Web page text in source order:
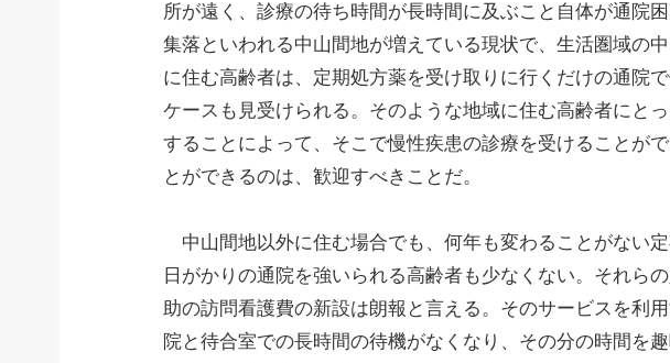
所が遠く、診療の待ち時間が長時間に及ぶこと自体が通院
集落といわれる中山間地が増えている現状で、生活圏域の
に住む高齢者は、定期処方薬を受け取りに行くだけの通院
ケースも見受けられる。そのような地域に住む高齢者にと
することによって、そこで慢性疾患の診療を受けることが
とができるのは、歓迎すべきことだ。
中山間地以外に住む場合でも、何年も変わることがない
日がかりの通院を強いられる高齢者も少なくない。それら
助の訪問看護費の新設は朗報と言える。そのサービスを利
院と待合室での長時間の待機がなくなり、その分の時間を